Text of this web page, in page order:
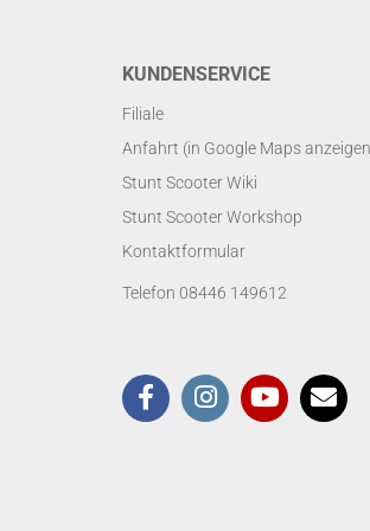
KUNDENSERVICE
Filiale
Anfahrt (in Google Maps
Stunt Scooter Wiki
Stunt Scooter Workshop
Kontaktformular
Telefon 08446 149612